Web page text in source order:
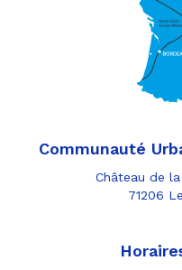
Communauté
Château de
71206